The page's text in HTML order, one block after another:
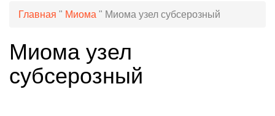
Главная " Миома " Миома узел субсерозный
Миома узел
субсерозный